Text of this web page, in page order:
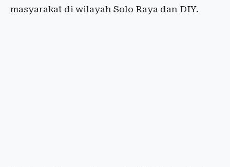
masyarakat di wilayah Solo Raya dan DIY.